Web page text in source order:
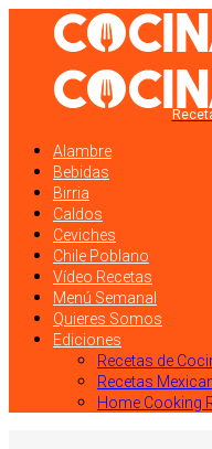
Alambre
Bebidas
Birria
Caldos
Ceviches
Chile Poblano
Vídeo Recetas
Menú Semanal
Quieres Somos
Ediciones
Recetas de
Recetas
Home Cooking